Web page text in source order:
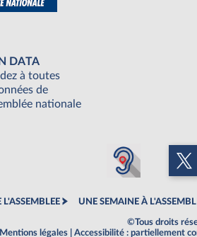
DATA
à toutes
de
nationale
UNE SEMAINE À
©Tous droits
Mentions légales
Accessibilité : partiellement